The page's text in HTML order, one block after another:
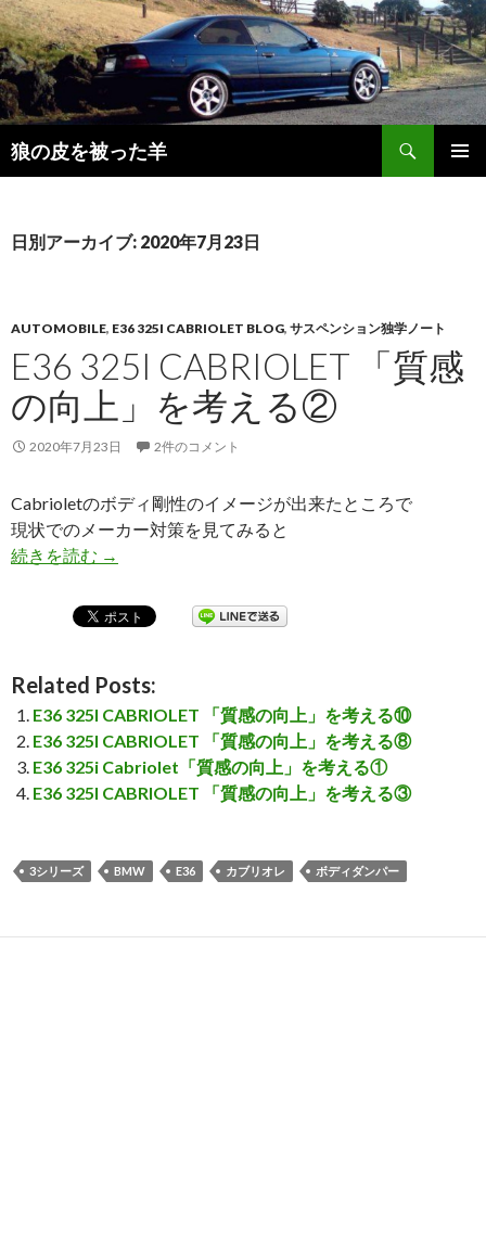
狼の皮を被った羊
検
索
ン
動
日別アーカイブ: 2020年7月23日
AUTOMOBILE, E36 325I CABRIOLET BLOG, サスペンション独学ノート
E36 325I CABRIOLET 「質感
の向上」を考える②
2020年7月23日 2件のコメント
Cabrioletのボディ剛性のイメージが出来たところで
現状でのメーカー対策を見てみると
続きを読む E36 325I CABRIOLET 「質感の向上」を考える②
→
Related Posts:
E36 325I CABRIOLET 「質感の向上」を考える⑩
E36 325I CABRIOLET 「質感の向上」を考える⑧
E36 325i Cabriolet「質感の向上」を考える①
E36 325I CABRIOLET 「質感の向上」を考える③
3シリーズ BMW E36 カブリオレ ボディダンパー